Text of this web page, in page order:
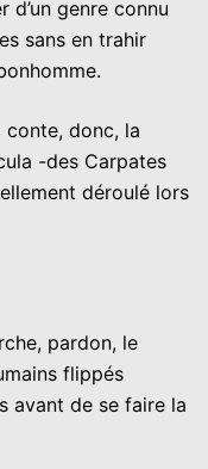
d’un genre connu
sans en trahir
conte, donc, la
-des Carpates
déroulé lors
pardon, le
flippés
avant de se faire la